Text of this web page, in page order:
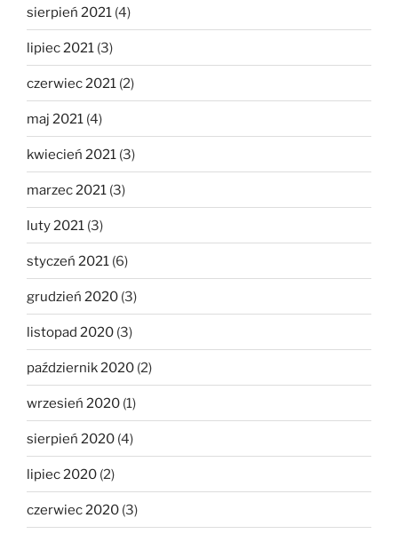
sierpień 2021 (4)
lipiec 2021 (3)
czerwiec 2021 (2)
maj 2021 (4)
kwiecień 2021 (3)
marzec 2021 (3)
luty 2021 (3)
styczeń 2021 (6)
grudzień 2020 (3)
listopad 2020 (3)
październik 2020 (2)
wrzesień 2020 (1)
sierpień 2020 (4)
lipiec 2020 (2)
czerwiec 2020 (3)